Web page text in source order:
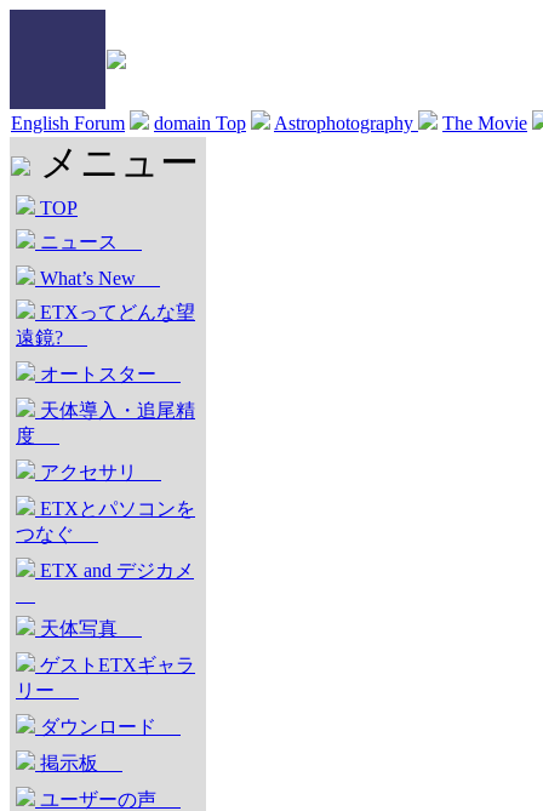
English Forum domain Top Astrophotography The Movie
メニュー
TOP
ニュース
What’s New
ETXってどんな望
遠鏡?
オートスター
天体導入・追尾精
度
アクセサリ
ETXとパソコンを
つなぐ
ETX and デジカメ
天体写真
ゲストETXギャラ
リー
ダウンロード
掲示板
ユーザーの声